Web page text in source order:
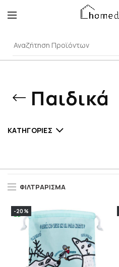
Παιδικά
ΚΑΤΗΓΟΡΊΕΣ
ΦΙΛΤΡΆΡΙΣΜΑ
-20%